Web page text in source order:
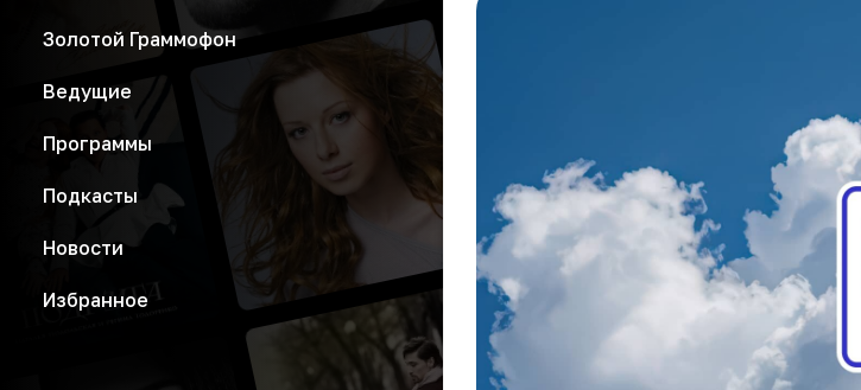
Золотой Граммофон
Ведущие
Программы
Подкасты
Новости
Избранное